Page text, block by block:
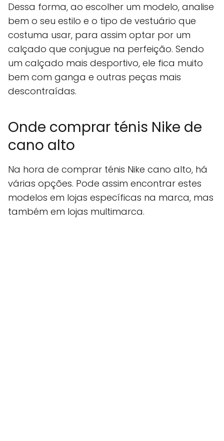
Dessa forma, ao escolher um modelo, analise
bem o seu estilo e o tipo de vestuário que
costuma usar, para assim optar por um
calçado que conjugue na perfeição. Sendo
um calçado mais desportivo, ele fica muito
bem com ganga e outras peças mais
descontraídas.
Onde comprar ténis Nike de
cano alto
Na hora de comprar ténis Nike cano alto, há
várias opções. Pode assim encontrar estes
modelos em lojas específicas na marca, mas
também em lojas multimarca.